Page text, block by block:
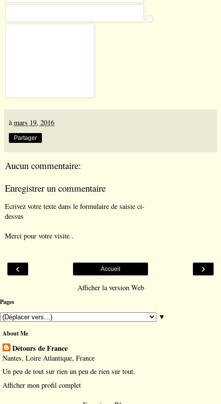
à mars 19, 2016
Partager
Aucun commentaire:
Enregistrer un commentaire
Ecrivez votre texte dans le formulaire de saisie ci-
dessus
Merci pour votre visite .
‹ ›
Accueil
Afficher la version Web
Pages
▼
About Me
Détours de France
Nantes, Loire Atlantique, France
Un peu de tout sur rien un peu de rien sur tout.
Afficher mon profil complet